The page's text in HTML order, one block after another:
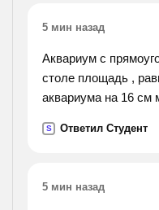
5 мин назад
Аквариум с
столе площадь ,
аквариума на 16
S Ответил Студент
5 мин назад